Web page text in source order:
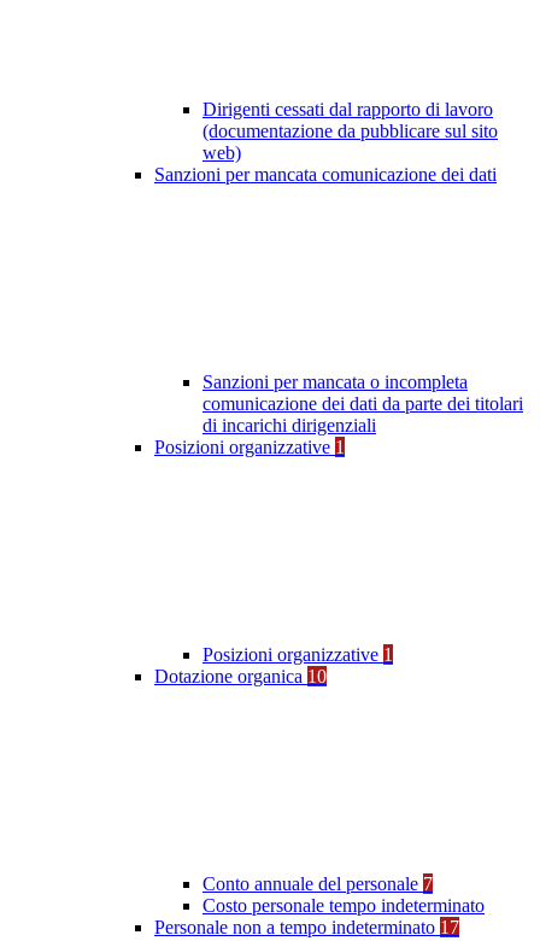
Dirigenti cessati dal rapporto di lavoro
(documentazione da pubblicare sul sito
web)
Sanzioni per mancata comunicazione dei dati
Sanzioni per mancata o incompleta
comunicazione dei dati da parte dei titolari
di incarichi dirigenziali
Posizioni organizzative 1
Posizioni organizzative 1
Dotazione organica 10
Conto annuale del personale 7
Costo personale tempo indeterminato
Personale non a tempo indeterminato 17